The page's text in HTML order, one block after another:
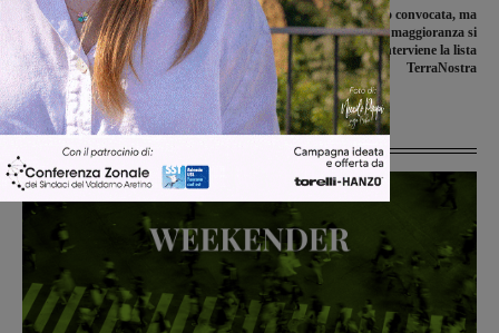
Frana della scarpata lungo la
Provinciale 88 fra Sant’Ellero e
Donnini, via ai lavori di ripristino
“Commissione bilancio convocata, ma
nessun membro della maggioranza si
è presentato”: interviene la lista
TerraNostra
Ultime Notizie